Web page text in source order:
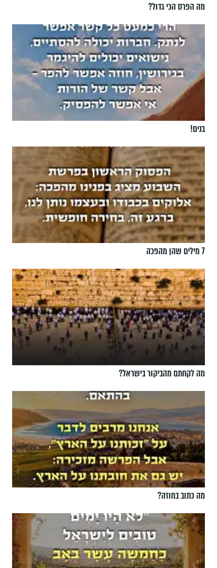
מה הפרס הכי גדול?
בנים!
7 מילים שהן מהפכה
מה לקחתם מהביקור בישראל?
מה כתוב בחוזה?